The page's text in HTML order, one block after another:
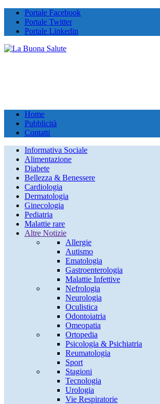
Portale Facebook
Portale Twitter
Portale Linkedin
Home
Pubblicità
Contatti
Informativa Sociale
Alimentazione
Diabete
Bellezza & Benessere
Cardiologia
Dermatologia
Ginecologia
Pediatria
Malattie rare
Altre Notizie
Allergie
Autismo
Ematologia
Gastroenterologia
Malattie Infettive
Nefrologia
Neurologia
Oculistica
Odontoiatria
Omeopatia
Ortopedia
Psicologia & Psichiatria
Reumatologia
Sport
Stagioni
Tecnologia
Urologia
Vie Respiratorie